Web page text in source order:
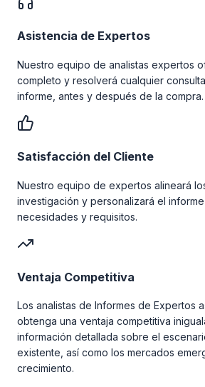
Asistencia de Expertos
Nuestro equipo de analistas expertos
completo y resolverá cualquier
informe, antes y después de la compra.
Satisfacción del Cliente
Nuestro equipo de expertos alineará
investigación y personalizará el
necesidades y requisitos.
Ventaja Competitiva
Los analistas de Informes de Expertos
obtenga una ventaja competitiva
información detallada sobre el
existente, así como los mercados
crecimiento.